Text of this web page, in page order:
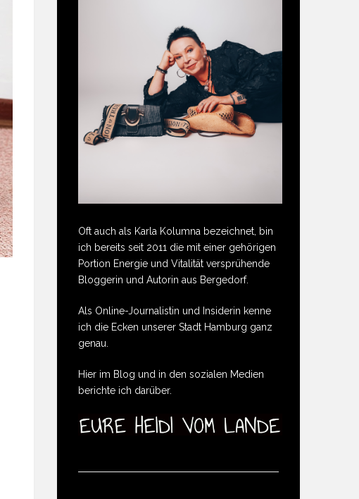
Oft auch als Karla Kolumna bezeichnet, bin
ich bereits seit 2011 die mit einer gehörigen
Portion Energie und Vitalität versprühende
Bloggerin und Autorin aus Bergedorf.
Als Online-Journalistin und Insiderin kenne
ich die Ecken unserer Stadt Hamburg ganz
genau.
Hier im Blog und in den sozialen Medien
berichte ich darüber.